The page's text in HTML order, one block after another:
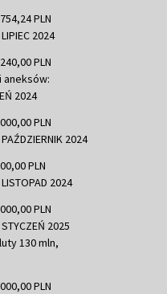
PLN
2024
PLN
aneksów:
2024
PLN
2024
PLN
2024
PLN
2025
130 mln,
PLN